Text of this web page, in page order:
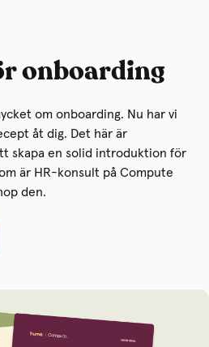
onboarding
om onboarding. Nu har vi
åt dig. Det här är
skapa en solid introduktion för
är HR-konsult på Compute
den.